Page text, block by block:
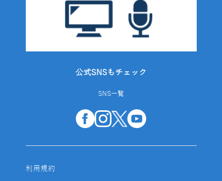
公式SNSもチェック
SNS一覧
利用規約